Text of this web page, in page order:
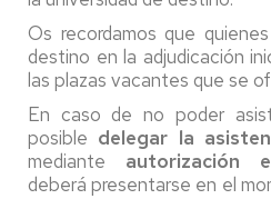
Os recordamos que
destino en la adjudicación
las plazas vacantes que se
En caso de no poder
posible delegar la
mediante autorización
deberá presentarse en el